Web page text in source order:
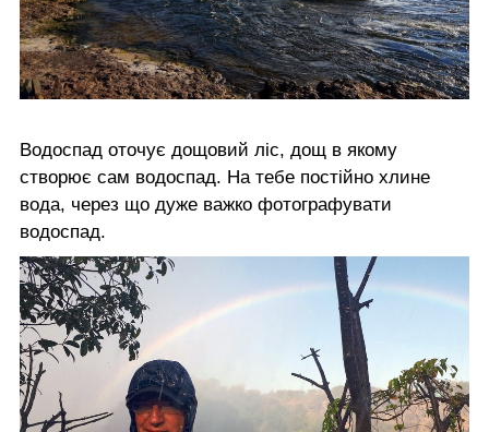
Водоспад оточує дощовий ліс, дощ в якому
створює сам водоспад. На тебе постійно хлине
вода, через що дуже важко фотографувати
водоспад.